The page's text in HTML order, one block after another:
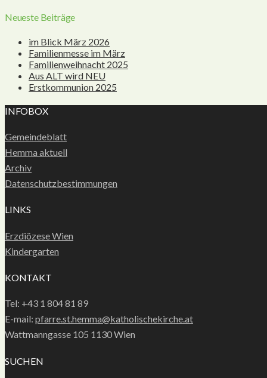
Neueste Beiträge
im Blick März 2026
Familienmesse im März
Familienweihnacht 2025
Aus ALT wird NEU
Erstkommunion 2025
INFOBOX
Gemeindeblatt
Hemma aktuell
Archiv
Datenschutzbestimmungen
LINKS
Erzdiözese Wien
Kindergarten
KONTAKT
Tel: +43 1 804 81 89
E-mail: pfarre.st.hemma@katholischekirche.at
Wattmanngasse 105 1130 Wien
SUCHEN